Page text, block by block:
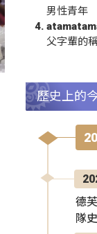
男性青年
父字輩的
歷史上的
德
隊